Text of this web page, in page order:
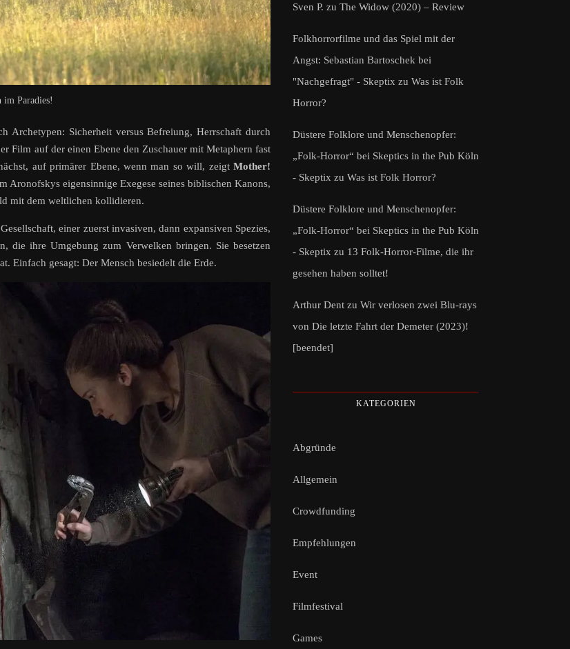
Paradies!
Archetypen: Sicherheit versus Befreiung, Herrschaft durch
Film auf der einen Ebene den Zuschauer mit Metaphern fast
auf primärer Ebene, wenn man so will, zeigt Mother!
eigensinnige Exegese seines biblischen Kanons,
mit dem weltlichen kollidieren.
einer zuerst invasiven, dann expansiven Spezies,
die ihre Umgebung zum Verwelken bringen. Sie besetzen
Einfach gesagt: Der Mensch besiedelt die Erde.
Sven P. zu The Widow (2020) – Review
Folkhorrorfilme und das Spiel mit der
Angst: Sebastian Bartoschek bei
"Nachgefragt" - Skeptix zu Was ist Folk
Horror?
Düstere Folklore und Menschenopfer:
„Folk-Horror“ bei Skeptics in the Pub Köln
- Skeptix zu Was ist Folk Horror?
Düstere Folklore und Menschenopfer:
„Folk-Horror“ bei Skeptics in the Pub Köln
- Skeptix zu 13 Folk-Horror-Filme, die ihr
gesehen haben solltet!
Arthur Dent zu Wir verlosen zwei Blu-rays
von Die letzte Fahrt der Demeter (2023)!
[beendet]
KATEGORIEN
Abgründe
Allgemein
Crowdfunding
Empfehlungen
Event
Filmfestival
Games